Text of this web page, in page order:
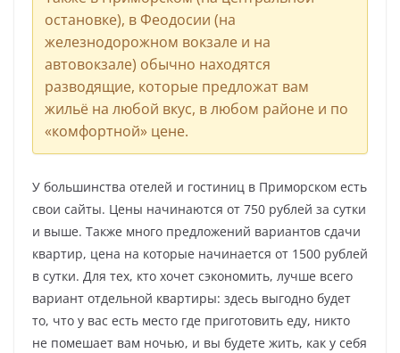
остановке), в Феодосии (на
железнодорожном вокзале и на
автовокзале) обычно находятся
разводящие, которые предложат вам
жильё на любой вкус, в любом районе и по
«комфортной» цене.
У большинства отелей и гостиниц в Приморском есть
свои сайты. Цены начинаются от 750 рублей за сутки
и выше. Также много предложений вариантов сдачи
квартир, цена на которые начинается от 1500 рублей
в сутки. Для тех, кто хочет сэкономить, лучше всего
вариант отдельной квартиры: здесь выгодно будет
то, что у вас есть место где приготовить еду, никто
не помешает вам ночью, и вы будете жить, как у себя